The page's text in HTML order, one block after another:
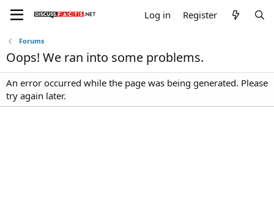
Log in Register
Forums
Oops! We ran into some problems.
An error occurred while the page was being generated. Please
try again later.